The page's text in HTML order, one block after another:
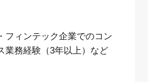
フィンテック企業でのコン
業務経験（3年以上）など